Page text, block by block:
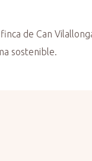
de Can
sostenible.